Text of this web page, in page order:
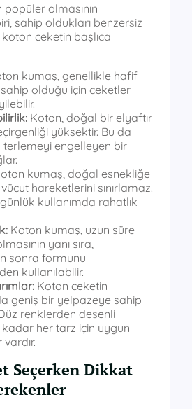
olmasının
sahip oldukları benzersiz
ceketin başlıca
kumaş, genellikle hafif
olduğu için ceketler
Koton, doğal bir elyaftır
yüksektir. Bu da
terlemeyi engelleyen bir
kumaş, doğal esnekliğe
hareketlerini sınırlamaz.
kullanımda rahatlık
Koton kumaş, uzun süre
yanı sıra,
sonra formunu
kullanılabilir.
Koton ceketin
geniş bir yelpazeye sahip
renklerden desenli
her tarz için uygun
Seçerken Dikkat